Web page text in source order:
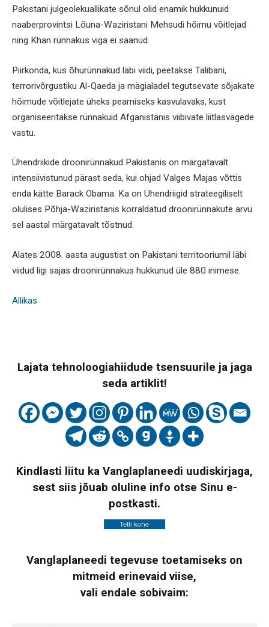
Pakistani julgeolekuallikate sõnul olid enamik hukkunuid
naaberprovintsi Lõuna-Waziristani Mehsudi hõimu võitlejad
ning Khan rünnakus viga ei saanud.
Piirkonda, kus õhurünnakud läbi viidi, peetakse Talibani,
terrorivõrgustiku Al-Qaeda ja mägialadel tegutsevate sõjakate
hõimude võitlejate üheks peamiseks kasvulavaks, kust
organiseeritakse rünnakuid Afganistanis viibivate liitlasvägede
vastu.
Ühendriikide droonirünnakud Pakistanis on märgatavalt
intensiivistunud pärast seda, kui ohjad Valges Majas võttis
enda kätte Barack Obama. Ka on Ühendriigid strateegiliselt
olulises Põhja-Waziristanis korraldatud droonirünnakute arvu
sel aastal märgatavalt tõstnud.
Alates 2008. aasta augustist on Pakistani territooriumil läbi
viidud ligi sajas droonirünnakus hukkunud üle 880 inimese.
Allikas
Lajata tehnoloogiahiidude tsensuurile ja jaga
seda artiklit!
Kindlasti liitu ka Vanglaplaneedi uudiskirjaga,
sest siis jõuab oluline info otse Sinu e-
postkasti.
Vanglaplaneedi tegevuse toetamiseks on
mitmeid erinevaid viise,
vali endale sobivaim: